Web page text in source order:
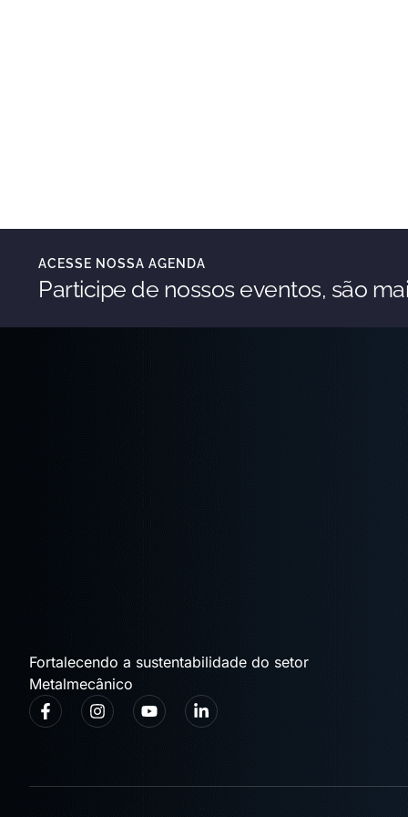
ACESSE NOSSA AGENDA
Participe de nossos eventos, são
Fortalecendo a sustentabilidade do setor
Metalmecânico